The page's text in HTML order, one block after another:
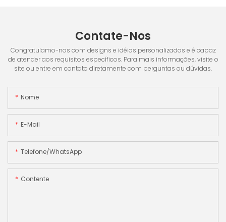
Contate-Nos
Congratulamo-nos com designs e idéias personalizados e é capaz
de atender aos requisitos específicos. Para mais informações, visite o
site ou entre em contato diretamente com perguntas ou dúvidas.
Nome
E-Mail
Telefone/WhatsApp
Contente